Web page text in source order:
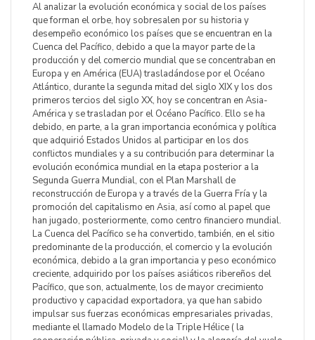
Al analizar la evolución económica y social de los países
que forman el orbe, hoy sobresalen por su historia y
desempeño económico los países que se encuentran en la
Cuenca del Pacífico, debido a que la mayor parte de la
producción y del comercio mundial que se concentraban en
Europa y en América (EUA) trasladándose por el Océano
Atlántico, durante la segunda mitad del siglo XIX y los dos
primeros tercios del siglo XX, hoy se concentran en Asia-
América y se trasladan por el Océano Pacífico. Ello se ha
debido, en parte, a la gran importancia económica y política
que adquirió Estados Unidos al participar en los dos
conflictos mundiales y a su contribución para determinar la
evolución económica mundial en la etapa posterior a la
Segunda Guerra Mundial, con el Plan Marshall de
reconstrucción de Europa y a través de la Guerra Fría y la
promoción del capitalismo en Asia, así como al papel que
han jugado, posteriormente, como centro financiero mundial.
La Cuenca del Pacífico se ha convertido, también, en el sitio
predominante de la producción, el comercio y la evolución
económica, debido a la gran importancia y peso económico
creciente, adquirido por los países asiáticos ribereños del
Pacífico, que son, actualmente, los de mayor crecimiento
productivo y capacidad exportadora, ya que han sabido
impulsar sus fuerzas económicas empresariales privadas,
mediante el llamado Modelo de la Triple Hélice ( la